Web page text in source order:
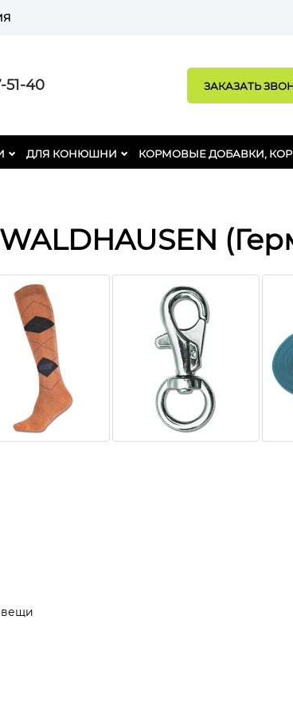
40 ЗАКАЗАТЬ
ДЛЯ КОНЮШНИ КОРМОВЫЕ ДОБАВКИ,
вещи